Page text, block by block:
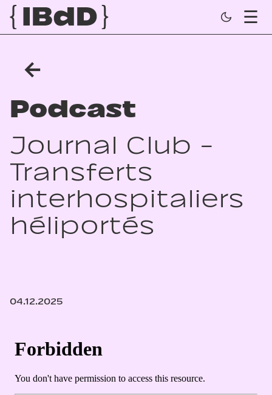
←
Podcast
Journal Club -
Transferts
interhospitaliers
héliportés
04.12.2025